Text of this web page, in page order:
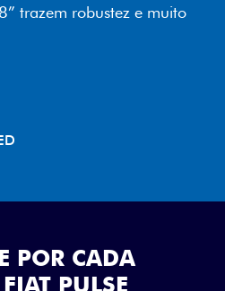
trazem robustez e muito
POR CADA
PULSE